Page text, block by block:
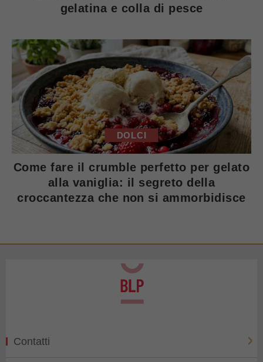
gelatina e colla di pesce
DOLCI
Come fare il crumble perfetto per gelato
alla vaniglia: il segreto della
croccantezza che non si ammorbidisce
Contatti